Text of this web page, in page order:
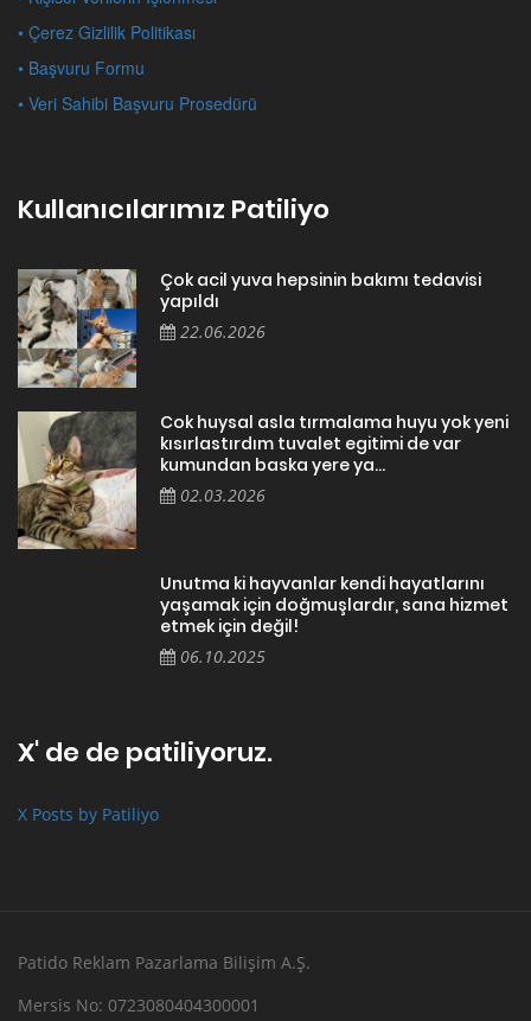
• Çerez Gizlilik Politikası
• Başvuru Formu
• Veri Sahibi Başvuru Prosedürü
Kullanıcılarımız Patiliyo
Çok acil yuva hepsinin bakımı tedavisi
yapıldı
22.06.2026
Cok huysal asla tırmalama huyu yok yeni
kısırlastırdım tuvalet egitimi de var
kumundan baska yere ya...
02.03.2026
Unutma ki hayvanlar kendi hayatlarını
yaşamak için doğmuşlardır, sana hizmet
etmek için değil!
06.10.2025
X' de de patiliyoruz.
X Posts by Patiliyo
Patido Reklam Pazarlama Bilişim A.Ş.
Mersis No: 0723080404300001